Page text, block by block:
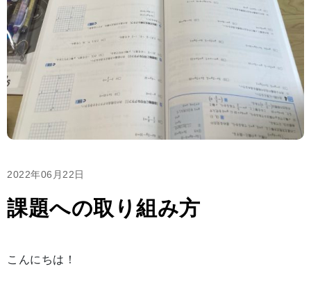
2022年06月22日
課題への取り組み方
こんにちは！